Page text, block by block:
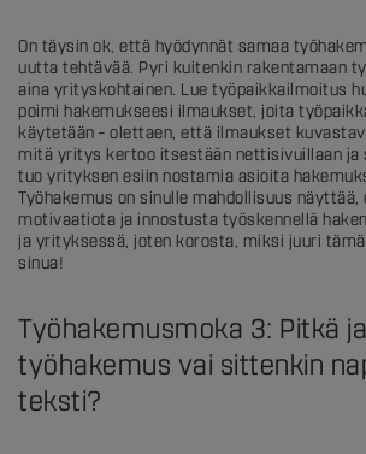
On täysin ok, että hyödynnät samaa
uutta tehtävää. Pyri kuitenkin rakentamaan
aina yrityskohtainen. Lue työpaikkailmoitus
poimi hakemukseesi ilmaukset, joita
käytetään – olettaen, että ilmaukset
mitä yritys kertoo itsestään nettisivuillaan ja
tuo yrityksen esiin nostamia asioita
Työhakemus on sinulle mahdollisuus näyttää,
motivaatiota ja innostusta työskennellä
ja yrityksessä, joten korosta, miksi juuri
sinua!
Työhakemusmoka 3: Pitkä
työhakemus vai sittenkin
teksti?